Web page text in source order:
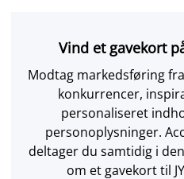
Vind et gavekort
Modtag markedsføring
konkurrencer,
personaliseret
personoplysninger.
deltager du samtidig i
om et gavekort til